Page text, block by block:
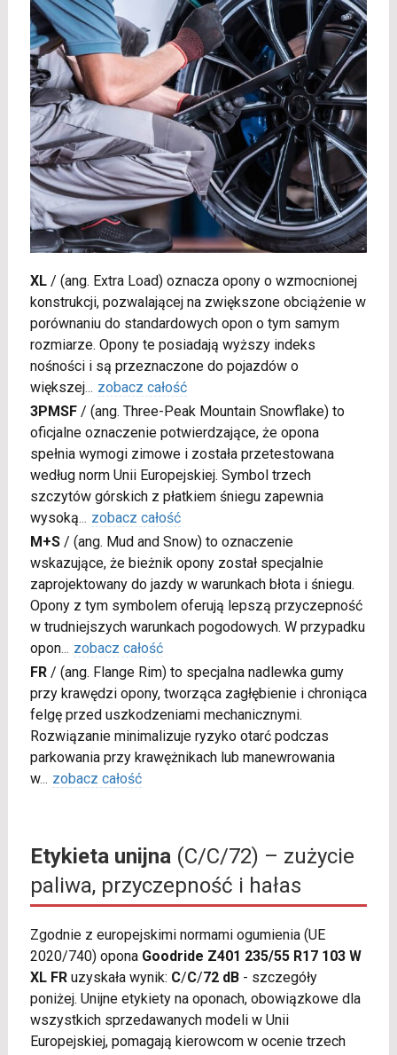
XL/ (ang. Extra Load) oznacza opony o wzmocnionej
konstrukcji, pozwalającej na zwiększone obciążenie w
porównaniu do standardowych opon o tym samym
rozmiarze. Opony te posiadają wyższy indeks
nośności i są przeznaczone do pojazdów o
większej... zobacz całość
3PMSF/ (ang. Three-Peak Mountain Snowflake) to
oficjalne oznaczenie potwierdzające, że opona
spełnia wymogi zimowe i została przetestowana
według norm Unii Europejskiej. Symbol trzech
szczytów górskich z płatkiem śniegu zapewnia
wysoką... zobacz całość
M+S/ (ang. Mud and Snow) to oznaczenie
wskazujące, że bieżnik opony został specjalnie
zaprojektowany do jazdy w warunkach błota i śniegu.
Opony z tym symbolem oferują lepszą przyczepność
w trudniejszych warunkach pogodowych. W przypadku
opon... zobacz całość
FR/ (ang. Flange Rim) to specjalna nadlewka gumy
przy krawędzi opony, tworząca zagłębienie i chroniąca
felgę przed uszkodzeniami mechanicznymi.
Rozwiązanie minimalizuje ryzyko otarć podczas
parkowania przy krawężnikach lub manewrowania
w... zobacz całość
Etykieta unijna(C/C/72) – zużycie
paliwa, przyczepność i hałas
Zgodnie z europejskimi normami ogumienia (UE
2020/740) opona Goodride Z401 235/55 R17 103 W
XL FRuzyskała wynik: C/C/72 dB- szczegóły
poniżej. Unijne etykiety na oponach, obowiązkowe dla
wszystkich sprzedawanych modeli w Unii
Europejskiej, pomagają kierowcom w ocenie trzech